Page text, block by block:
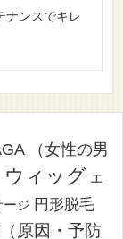
ナンスでキレ
（女性の男
ウィッグ エ
ージ 円形脱毛
原因・予防